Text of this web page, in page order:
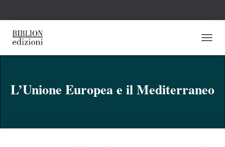
A
A
N
L’Unione Europea e il Mediterraneo